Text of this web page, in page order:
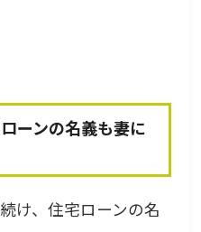
ーンの名義も妻に
け、住宅ローンの名